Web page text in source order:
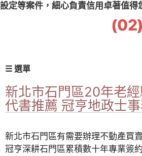
設定等案件，細心負責信用卓著值得
☰ 選單
新北市石門區20年老
代書推薦 冠亨地政士
新北市石門區有需要辦理不動產買
冠亨深耕石門區累積數十年專業簽